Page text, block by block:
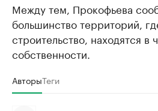
Между тем, Прокофьева
большинство территорий,
строительство, находятся в
собственности.
АвторыТеги